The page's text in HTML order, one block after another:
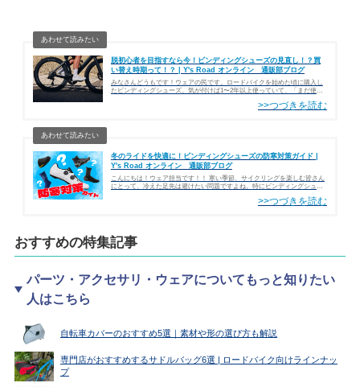
脱初心者を目指すなら今！ビンディングシューズの見直し！？買
い替え時期って！？ | Y's Road オンライン 通販部ブログ
みなさんどうもです！ウェアの民です。ロードバイクを始めた頃に購入し
たビンディングシューズ。気が付けば1〜2年以上使っていて、「まだ使え
冬のライドを快適に！ビンディングシューズの防寒対策ガイド |
Y's Road オンライン 通販部ブログ
こんにちは！ウェア担当です！！ 寒い季節、サイクリングを楽しむ皆さん
にとって、冷えた足先は避けたい問題ですよね。特にビンディングシュー
おすすめの特集記事
パーツ・アクセサリ・ウェアについてもっと知りたい
人はこちら
自転車カバーのおすすめ5選｜素材や形の選び方も解説
専門店がおすすめするサドルバッグ6選 | ロードバイク向けラインナッ
プ